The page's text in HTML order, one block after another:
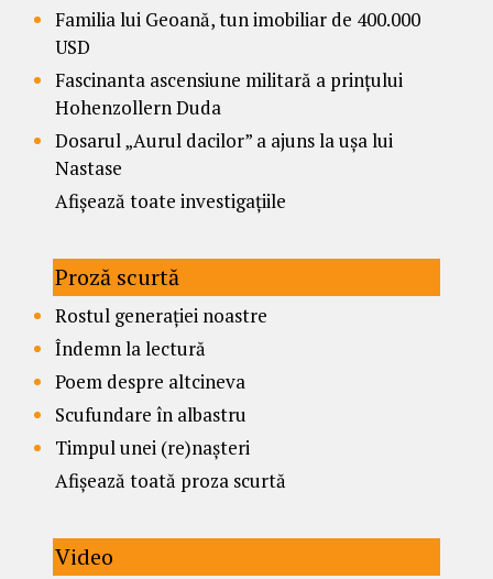
Familia lui Geoană, tun imobiliar de 400.000
USD
Fascinanta ascensiune militară a prințului
Hohenzollern Duda
Dosarul „Aurul dacilor” a ajuns la ușa lui
Nastase
Afișează toate investigațiile
Proză scurtă
Rostul generației noastre
Îndemn la lectură
Poem despre altcineva
Scufundare în albastru
Timpul unei (re)nașteri
Afișează toată proza scurtă
Video